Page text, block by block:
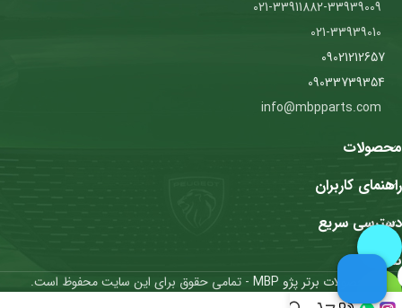
09021212657
09033739354
محصولات
راهنمای کاربران
دسترسی سریع
نمادها
محصولات برتر پژو MBP - تمامی حقوق برای این سایت محفوظ است.